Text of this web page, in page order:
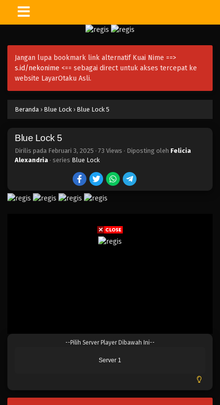
Jangan lupa bookmark link alternatif Kuai Nime ==>
s.id/nekonime <== sebagai direct untuk akses tercepat ke
website LayarOtaku Asli.
Beranda › Blue Lock › Blue Lock 5
Blue Lock 5
Dirilis pada Februari 3, 2025 · 73 Views · Diposting oleh Felicia
Alexandria · series Blue Lock
--Pilih Server Player Dibawah Ini--
Server 1
Eps 20 - Februari 3, 2025
Blue Lock 19
Eps 19 - Februari 3, 2025
Eps 18 - Februari 3, 2025
Eps 17 - Februari 3, 2025
Blue Lock 16
Eps 16 - Februari 3, 2025
Eps 15 - Februari 3, 2025
Blue Lock 12
Eps 12 - Februari 3, 2025